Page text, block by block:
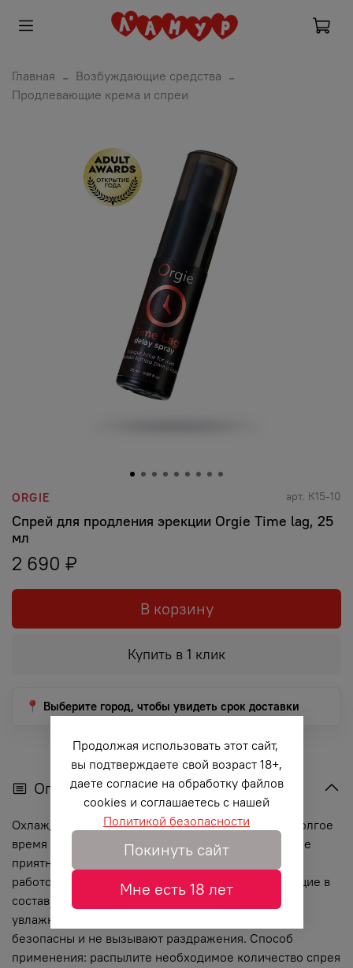
Главная
Возбуждающие средства
Продлевающие крема и спреи
ORGIE арт. К15-10
Спрей для продления эрекции Orgie Time lag, 25
мл
2 690 ₽
В корзину
Купить в 1 клик
📍 Выберите город, чтобы увидеть срок доставки
Описание
Охлаждающий спрей для тела Orgie Time lag на долгое
время сохраняет ощущение свежести и дарит коже
приятную прохладу, продлевающую мужскую
работоспособность. Пантенол и алоэ вера, входящие в
состав спрея, обладают антибактериальным и
увлажняющим действием. Все компоненты спрея
безопасны и не вызывают раздражения. Способ
применения: распылите необходимое количество спрея
Продолжая использовать этот сайт,
вы подтверждаете свой возраст 18+,
даете согласие на обработку файлов
cookies и соглашаетесь с нашей
Политикой безопасности
Покинуть сайт
Мне есть 18 лет